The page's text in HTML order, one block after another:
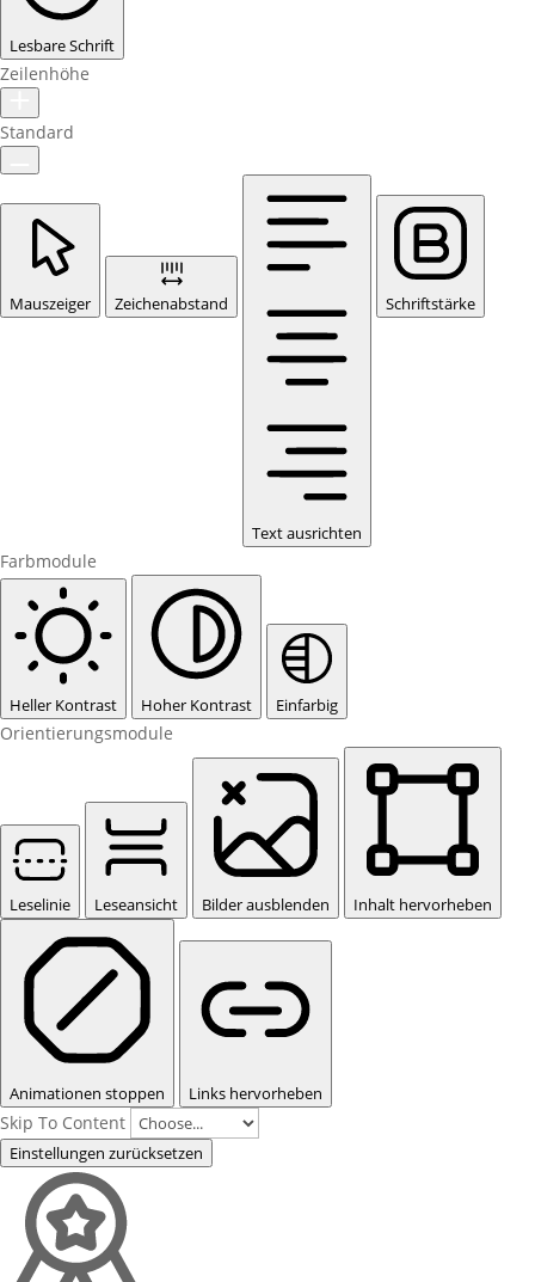
Lesbare Schrift
Zeilenhöhe
Standard
Mauszeiger Zeichenabstand
Text ausrichten
Schriftstärke
Farbmodule
Heller Kontrast Hoher Kontrast Einfarbig
Orientierungsmodule
Leselinie Leseansicht Bilder ausblenden Inhalt hervorheben
Animationen stoppen Links hervorheben
Skip To Content
Einstellungen zurücksetzen